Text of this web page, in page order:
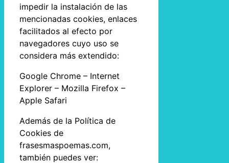
impedir la instalación de las
mencionadas cookies, enlaces
facilitados al efecto por
navegadores cuyo uso se
considera más extendido:
Google Chrome – Internet
Explorer – Mozilla Firefox –
Apple Safari
Además de la Política de
Cookies de
frasesmaspoemas.com,
también puedes ver: